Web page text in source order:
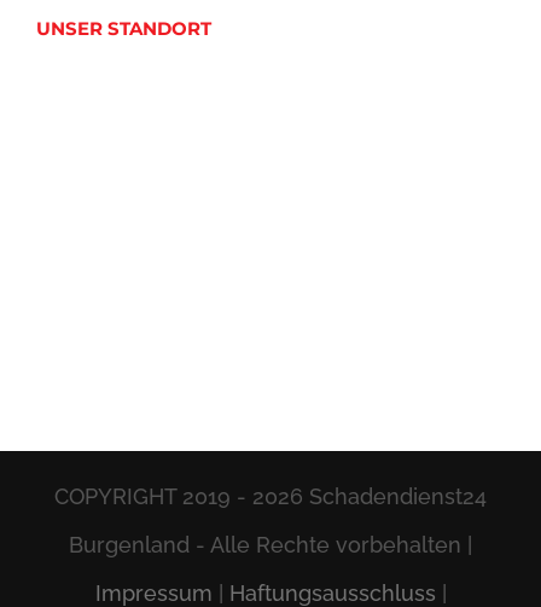
UNSER STANDORT
COPYRIGHT 2019 - 2026 Schadendienst24
Burgenland - Alle Rechte vorbehalten |
Impressum | Haftungsausschluss |